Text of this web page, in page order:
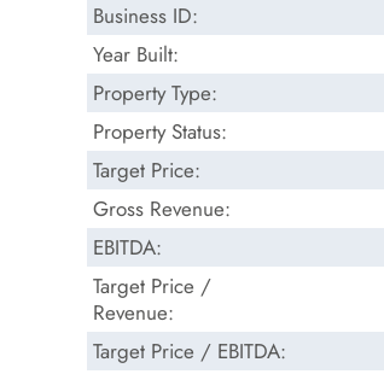
Business ID:
Year Built:
Property Type:
Property Status:
Target Price:
Gross Revenue:
EBITDA:
Target Price /
Revenue:
Target Price / EBITDA: